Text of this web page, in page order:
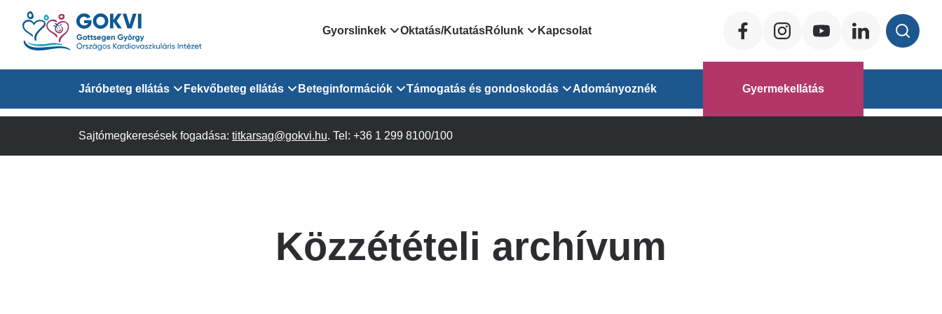
Ugrás
tartalomra
Domain
menu
for
GOKVI
Gyorslinkek
Országos Online Várólista
EESZT - Egészségablak
Egységes alapellátási ügyeleti
rendszer
Oktatás/KutatásRólunk
Rendezvényeink
Egészségfejlesztő kórház
Közérdekű adatok
Kapcsolat
Social
Domain
menu
Járóbeteg ellátás
Járóbeteg Információk
Fekvőbeteg ellátás
Felnőtt Kardiológiai Osztály
Felnőtt Szív- és Érsebészet
Beteginformációk
Orvosaink
lekérése
Támogatás és gondoskodás
Pszichológusok
felnőtt betegeinknek
Adományoznék Gyermekellátás
Sajtómegkeresések fogadása: titkarsag@gokvi.hu. Tel: +36 1 299 8100/100
Közzétételi archívum